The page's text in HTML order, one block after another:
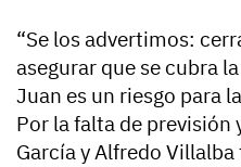
“Se los advertimos:
asegurar que se cubra
Juan es un riesgo para
Por la falta de previsión
García y Alfredo